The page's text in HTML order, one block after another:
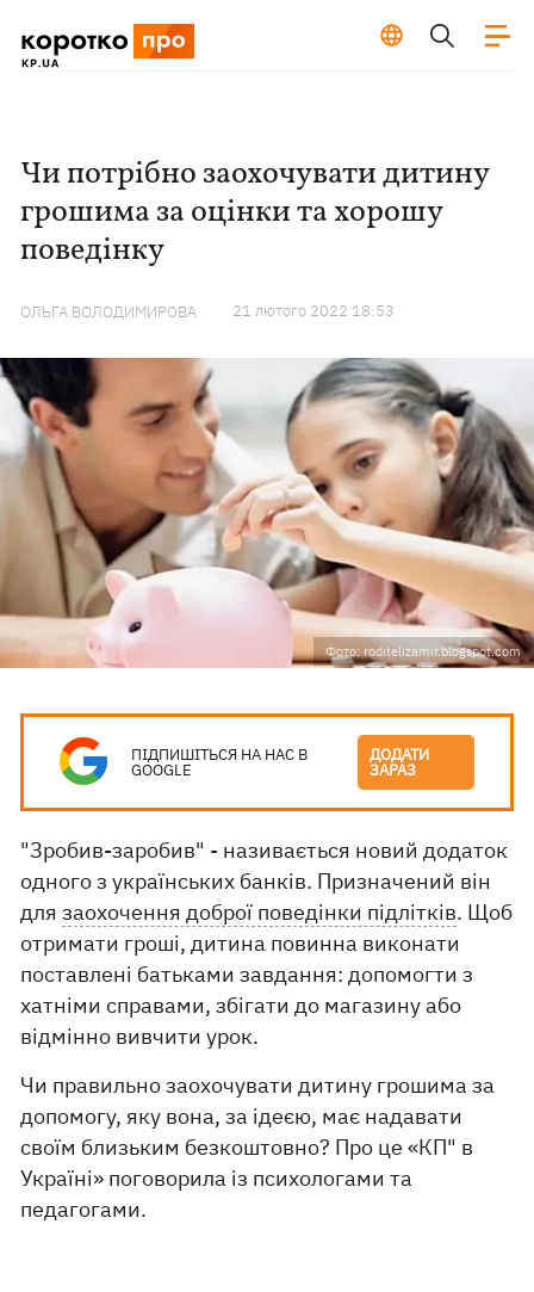
Чи потрібно заохочувати дитину
грошима за оцінки та хорошу
поведінку
ОЛЬГА ВОЛОДИМИРОВА 21 лютого 2022 18:53
Фото: roditelizamir.blogspot.com
ПІДПИШІТЬСЯ НА НАС В
GOOGLE
ДОДАТИ
ЗАРАЗ
"Зробив-заробив" - називається новий додаток
одного з українських банків. Призначений він
длязаохочення доброї поведінки підлітків. Щоб
отримати гроші, дитина повинна виконати
поставлені батьками завдання: допомогти з
хатніми справами, збігати до магазину або
відмінно вивчити урок.
Чи правильно заохочувати дитину грошима за
допомогу, яку вона, за ідеєю, має надавати
своїм близьким безкоштовно? Про це «КП" в
Україні» поговорила із психологами та
педагогами.